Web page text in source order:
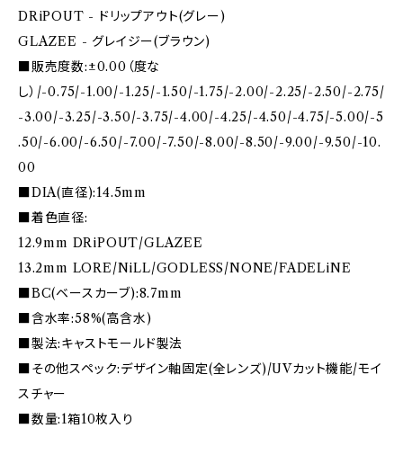
DRiPOUT - ドリップアウト(グレー)
GLAZEE - グレイジー(ブラウン)
■販売度数:±0.00（度な
し）/-0.75/-1.00/-1.25/-1.50/-1.75/-2.00/-2.25/-2.50/-2.75/
-3.00/-3.25/-3.50/-3.75/-4.00/-4.25/-4.50/-4.75/-5.00/-5
.50/-6.00/-6.50/-7.00/-7.50/-8.00/-8.50/-9.00/-9.50/-10.
00
■DIA(直径):14.5mm
■着色直径:
12.9mm DRiPOUT/GLAZEE
13.2mm LORE/NiLL/GODLESS/NONE/FADELiNE
■BC(ベースカーブ):8.7mm
■含水率:58%(高含水)
■製法:キャストモールド製法
■その他スペック:デザイン軸固定(全レンズ)/UVカット機能/モイ
スチャー
■数量:1箱10枚入り